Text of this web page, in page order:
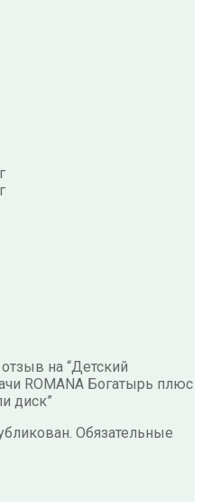
на “Детский
ROMANA Богатырь плюс
диск”
Обязательные